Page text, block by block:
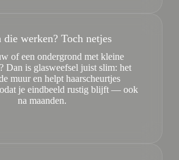
die werken? Toch netjes
of een ondergrond met kleine
Dan is glasweefsel juist slim: het
muur en helpt haarscheurtjes
je eindbeeld rustig blijft — ook
na maanden.